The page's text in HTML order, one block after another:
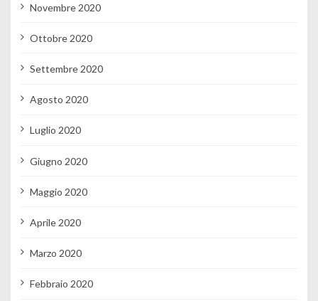
Novembre 2020
Ottobre 2020
Settembre 2020
Agosto 2020
Luglio 2020
Giugno 2020
Maggio 2020
Aprile 2020
Marzo 2020
Febbraio 2020